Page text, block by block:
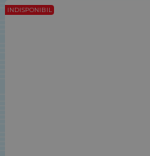
INDISPONIBIL